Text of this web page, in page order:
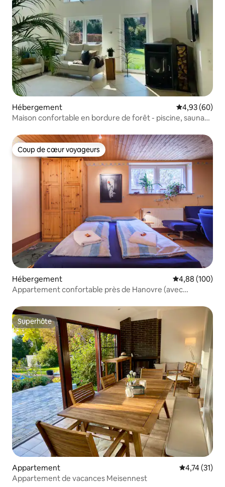
Hébergement Évaluation
4,93 (60)
Maison confortable en bordure de forêt - piscine, sauna
Coup de cœur voyageurs
Coup de cœur voyageurs
Hébergement Évaluation
4,88 (100)
Appartement confortable près de Hanovre (avec
Superhôte
Superhôte
Appartement Évaluation
4,74 (31)
Appartement de vacances Meisennest